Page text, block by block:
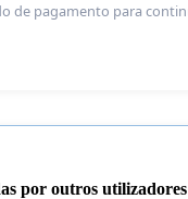
de pagamento para
por outros utilizadores